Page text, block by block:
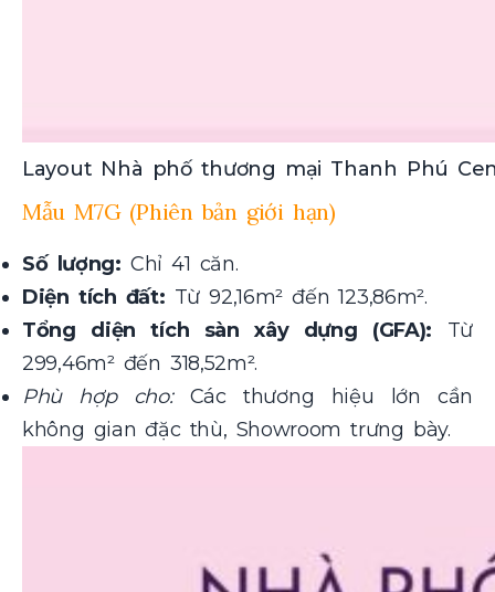
Layout Nhà phố thương mại Thanh Phú
Mẫu M7G (Phiên bản giới hạn)
Số lượng: Chỉ 41 căn.
Diện tích đất: Từ 92,16m² đến 123,86m².
Tổng diện tích sàn xây dựng (GFA): Từ
299,46m² đến 318,52m².
Phù hợp cho:Các thương hiệu lớn cần
không gian đặc thù, Showroom trưng bày.